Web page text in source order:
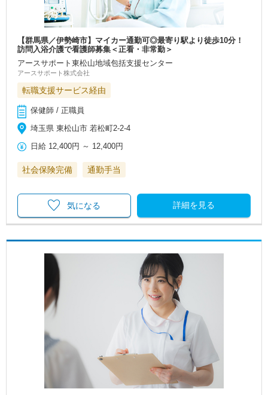
【群馬県／伊勢崎市】マイカー通勤可◎最寄り駅より徒歩10分！
訪問入浴介護で看護師募集＜正看・非常勤＞
アースサポート東松山地域包括支援センター
アースサポート株式会社
転職支援サービス経由
保健師 / 正職員
埼玉県 東松山市 若松町2-2-4
日給 12,400円 ～ 12,400円
社会保険完備 通勤手当
詳細を見る
気になる